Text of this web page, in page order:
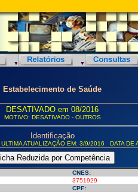
Estabelecimento de Saúde
DESATIVADO em 08/2016
MOTIVO: DESATIVADO - OUTROS
Identificação
ULTIMA ATUALIZAÇÃO EM: 3/9/2016 DATA DE
CNES:
3751929
CPF: